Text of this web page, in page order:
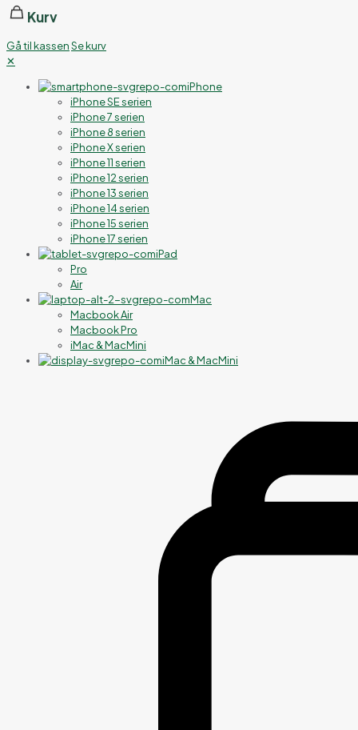
Kurv
Gå til kassenSe kurv
✕
iPhone
iPhone SE serien
iPhone 7 serien
iPhone 8 serien
iPhone X serien
iPhone 11 serien
iPhone 12 serien
iPhone 13 serien
iPhone 14 serien
iPhone 15 serien
iPhone 17 serien
iPad
Pro
Air
Mac
Macbook Air
Macbook Pro
iMac & MacMini
iMac & MacMini